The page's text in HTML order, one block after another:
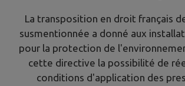
La transposition en droit français
susmentionnée a donné aux
pour la protection de
cette directive la possibilité de
conditions d'application des